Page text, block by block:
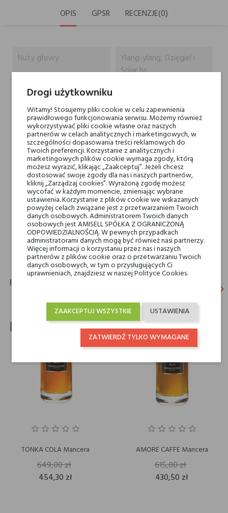
OPIS GPSR RECENZJE(0)
Nuty głowy
Ylang-ylang, Dzięgiel i
Solar hs
Nuty serca
Cynamon
Nuty bazy
Benzoes, Rum i Bursztyn
Marki Niszowe
Histoires de Parfums
Rodzaj
wody perfumowane
Dla kogo
dla niego
dla niej
KLIENCI, KTÓRZY KUPILI TEN PRODUKT, KUPILI keyboard_arrow_right
TONKA COLA Mancera
649,00 zł
454,30 zł
-30%
AMORE CAFFE Mancera
615,00 zł
430,50 zł
Drogi użytkowniku
Witamy! Stosujemy pliki cookie w celu zapewnienia
prawidłowego funkcjonowania serwisu. Możemy również
wykorzystywać pliki cookie własne oraz naszych
partnerów w celach analitycznych i marketingowych, w
szczególności dopasowania treści reklamowych do
Twoich preferencji. Korzystanie z analitycznych i
marketingowych plików cookie wymaga zgody, którą
możesz wyrazić, klikając „Zaakceptuj”. Jeżeli chcesz
dostosować swoje zgody dla nas i naszych partnerów,
kliknij „Zarządzaj cookies”. Wyrażoną zgodę możesz
wycofać w każdym momencie, zmieniając wybrane
ustawienia. Korzystanie z plików cookie we wskazanych
powyżej celach związane jest z przetwarzaniem Twoich
danych osobowych. Administratorem Twoich danych
osobowych jest AMISELL SPÓŁKA Z OGRANICZONĄ
ODPOWIEDZIALNOŚCIĄ. W pewnych przypadkach
administratorami danych mogą być również nasi partnerzy.
Więcej informacji o korzystaniu przez nas i naszych
partnerów z plików cookie oraz o przetwarzaniu Twoich
danych osobowych, w tym o przysługujących Ci
uprawnieniach, znajdziesz w naszej Polityce Cookies.
USTAWIENIA
ZAAKCEPTUJ WSZYSTKIE
ZATWIERDŹ TYLKO WYMAGANE